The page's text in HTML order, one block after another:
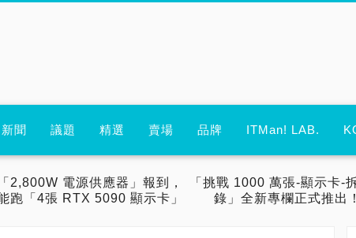
新聞 議題 精選 賣場 品牌 ITMan! LAB.
「2,800W 電源供應器」報到，
跑「4張 RTX 5090 顯示卡」
「挑戰 1000 萬張-顯示卡-
錄」全新專欄正式推出！